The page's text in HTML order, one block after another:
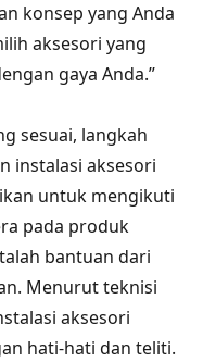
konsep yang Anda
aksesori yang
gaya Anda.”
sesuai, langkah
instalasi aksesori
untuk mengikuti
pada produk
bantuan dari
Menurut teknisi
aksesori
hati-hati dan teliti.